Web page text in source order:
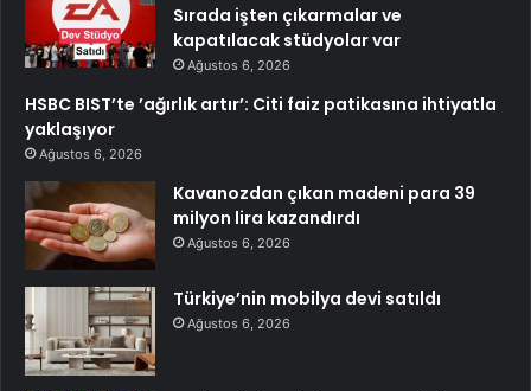
Sırada işten çıkarmalar ve
kapatılacak stüdyolar var
Ağustos 6, 2026
HSBC BIST’te ’ağırlık artır’: Citi faiz patikasına ihtiyatla
yaklaşıyor
Ağustos 6, 2026
Kavanozdan çıkan madeni para 39
milyon lira kazandırdı
Ağustos 6, 2026
Türkiye’nin mobilya devi satıldı
Ağustos 6, 2026